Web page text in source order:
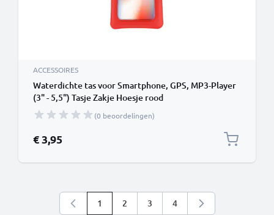
ACCESSOIRES
Waterdichte tas voor Smartphone, GPS, MP3-Player
(3" - 5,5") Tasje Zakje Hoesje rood
(0 beoordelingen)
€ 3,95
U lees momenteel pagina
1 Pagina
2 Pagina
3 Pagina
4